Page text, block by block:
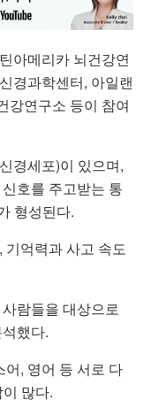
아메리카 뇌건강연
경과학센터, 아일랜
강연구소 등이 참여
경세포)이 있으며,
호를 주고받는 통
형성된다.
기억력과 사고 속도
람들을 대상으로
했다.
, 영어 등 서로 다
많다.